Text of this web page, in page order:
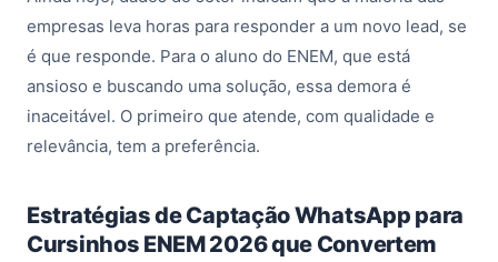
empresas leva horas para responder a um novo lead, se
é que responde. Para o aluno do ENEM, que está
ansioso e buscando uma solução, essa demora é
inaceitável. O primeiro que atende, com qualidade e
relevância, tem a preferência.
Estratégias de Captação WhatsApp para
Cursinhos ENEM 2026 que Convertem